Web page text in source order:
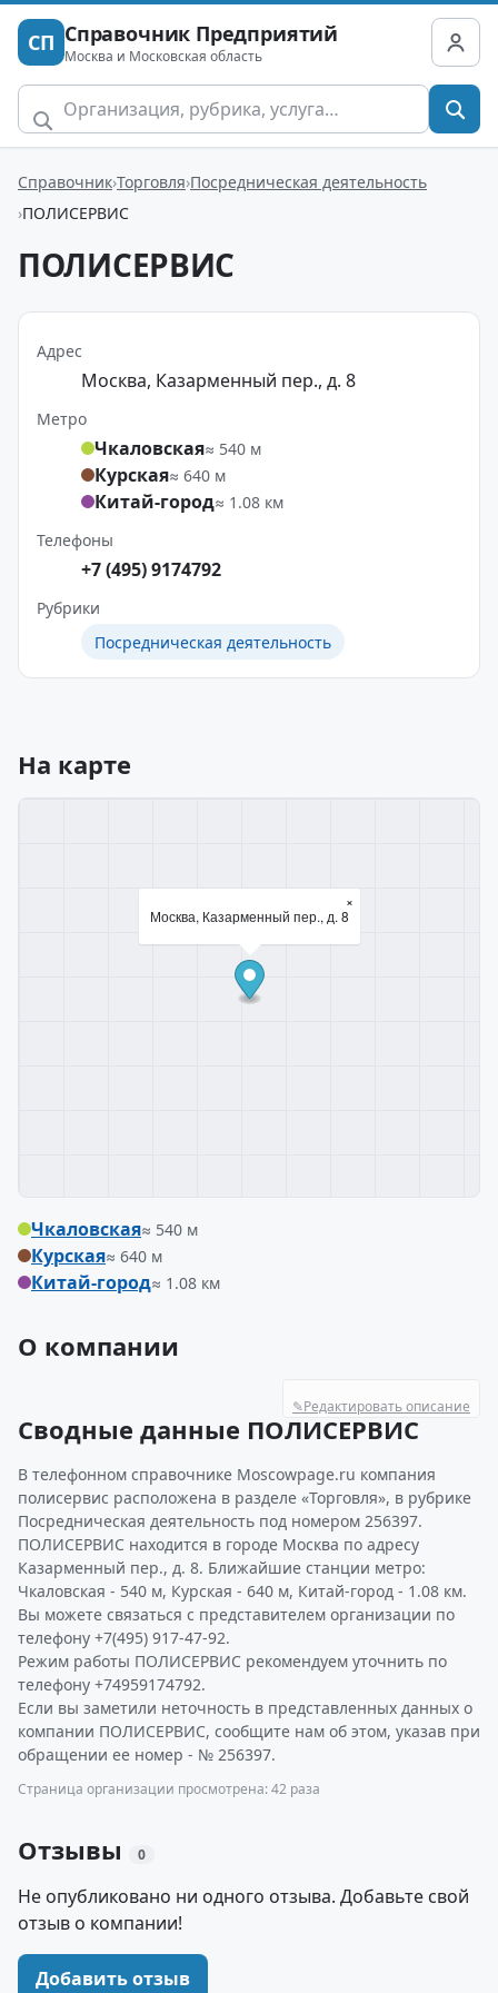
СП Справочник Предприятий
Москва и Московская область
Справочник Торговля Посредническая деятельность
ПОЛИСЕРВИС
ПОЛИСЕРВИС
Адрес
Москва, Казарменный пер., д. 8
Метро
Чкаловская≈ 540 м
Курская≈ 640 м
Китай-город≈ 1.08 км
Телефоны
+7 (495) 9174792
Рубрики
Посредническая деятельность
На карте
Москва, Казарменный пер., д. 8
×
Чкаловская≈ 540 м
Курская≈ 640 м
Китай-город≈ 1.08 км
О компании
✎Редактировать описание
Сводные данные ПОЛИСЕРВИС
В телефонном справочнике Moscowpage.ru компания
полисервис расположена в разделе «Торговля», в рубрике
Посредническая деятельность под номером 256397.
ПОЛИСЕРВИС находится в городе Москва по адресу
Казарменный пер., д. 8. Ближайшие станции метро:
Чкаловская - 540 м, Курская - 640 м, Китай-город - 1.08 км.
Вы можете связаться с представителем организации по
телефону +7(495) 917-47-92.
Режим работы ПОЛИСЕРВИС рекомендуем уточнить по
телефону +74959174792.
Если вы заметили неточность в представленных данных о
компании ПОЛИСЕРВИС, сообщите нам об этом, указав при
обращении ее номер - № 256397.
Страница организации просмотрена: 42 раза
Отзывы 0
Не опубликовано ни одного отзыва. Добавьте свой
отзыв о компании!
Добавить отзыв